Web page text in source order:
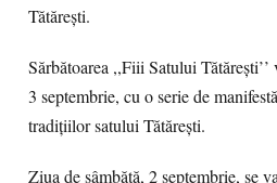
Tătărești.
Sărbătoarea ,,FiiiSatuluiTătărești’’
3 septembrie, cu oseriede
tradițiilorsatuluiTătărești.
Ziuadesâmbătă, 2septembrie, se